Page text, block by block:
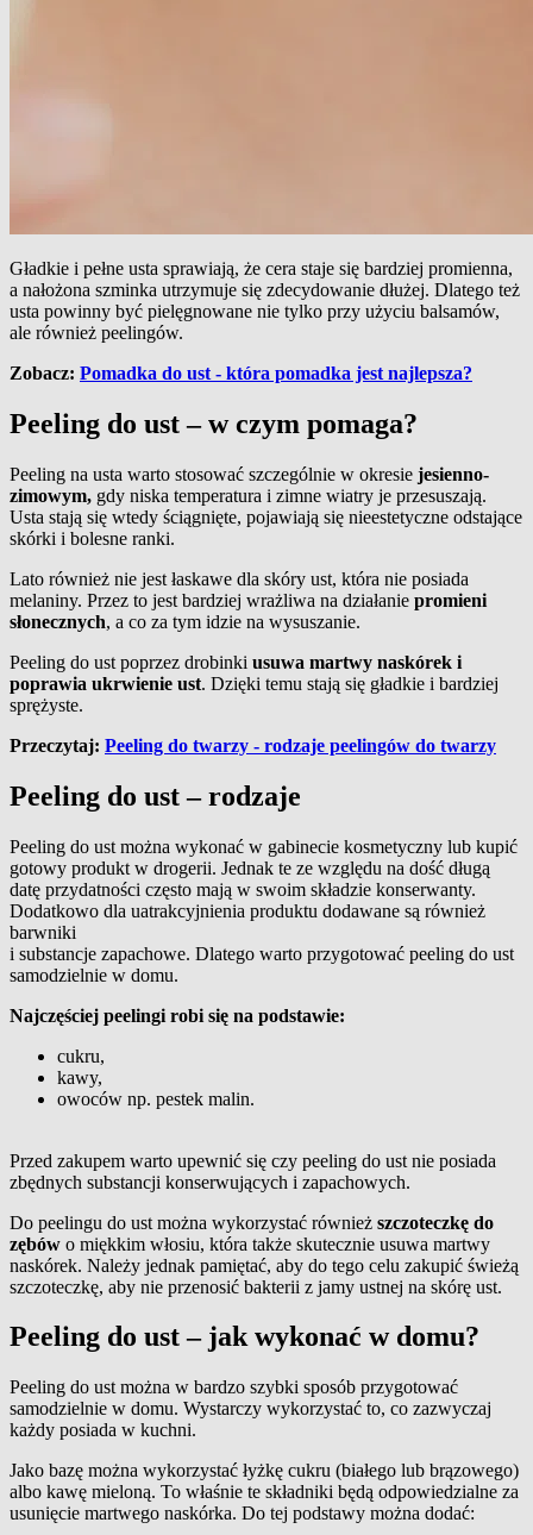
Gładkie i pełne usta sprawiają, że cera staje się bardziej promienna,
a nałożona szminka utrzymuje się zdecydowanie dłużej. Dlatego też
usta powinny być pielęgnowane nie tylko przy użyciu balsamów,
ale również peelingów.
Zobacz: Pomadka do ust - która pomadka jest najlepsza?
Peeling do ust – w czym pomaga?
Peeling na usta warto stosować szczególnie w okresie jesienno-
zimowym, gdy niska temperatura i zimne wiatry je przesuszają.
Usta stają się wtedy ściągnięte, pojawiają się nieestetyczne odstające
skórki i bolesne ranki.
Lato również nie jest łaskawe dla skóry ust, która nie posiada
melaniny. Przez to jest bardziej wrażliwa na działanie promieni
słonecznych, a co za tym idzie na wysuszanie.
Peeling do ust poprzez drobinki usuwa martwy naskórek i
poprawia ukrwienie ust. Dzięki temu stają się gładkie i bardziej
sprężyste.
Przeczytaj: Peeling do twarzy - rodzaje peelingów do twarzy
Peeling do ust – rodzaje
Peeling do ust można wykonać w gabinecie kosmetyczny lub kupić
gotowy produkt w drogerii. Jednak te ze względu na dość długą
datę przydatności często mają w swoim składzie konserwanty.
Dodatkowo dla uatrakcyjnienia produktu dodawane są również
barwniki
i substancje zapachowe. Dlatego warto przygotować peeling do ust
samodzielnie w domu.
Najczęściej peelingi robi się na podstawie:
cukru,
kawy,
owoców np. pestek malin.
Przed zakupem warto upewnić się czy peeling do ust nie posiada
zbędnych substancji konserwujących i zapachowych.
Do peelingu do ust można wykorzystać również szczoteczkę do
zębów o miękkim włosiu, która także skutecznie usuwa martwy
naskórek. Należy jednak pamiętać, aby do tego celu zakupić świeżą
szczoteczkę, aby nie przenosić bakterii z jamy ustnej na skórę ust.
Peeling do ust – jak wykonać w domu?
Peeling do ust można w bardzo szybki sposób przygotować
samodzielnie w domu. Wystarczy wykorzystać to, co zazwyczaj
każdy posiada w kuchni.
Jako bazę można wykorzystać łyżkę cukru (białego lub brązowego)
albo kawę mieloną. To właśnie te składniki będą odpowiedzialne za
usunięcie martwego naskórka. Do tej podstawy można dodać: